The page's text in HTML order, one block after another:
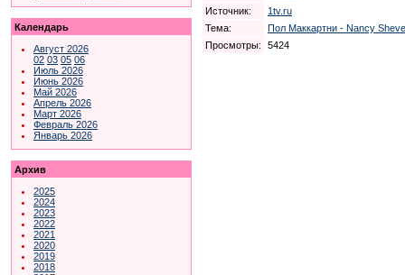
Календарь
Август 2026
02 03 05 06
Июль 2026
Июнь 2026
Май 2026
Апрель 2026
Март 2026
Февраль 2026
Январь 2026
Архив
2025
2024
2023
2022
2021
2020
2019
2018
Источник:
1tv.ru
Тема:
Пол Маккартни - Nancy
Просмотры:
5424